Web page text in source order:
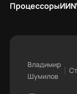
ПроцессорыИИ
Владимир
Шумилов